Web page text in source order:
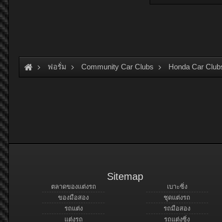
ฟอรั่ม Community Car Clubs Honda Car
Sitemap
ตลาดของแต่งรถ
ของมือสอง
รถแต่ง
แต่งรถ
เบาะซิ่ง
ชุดแต่งรถ
รถมือสอง
รถแต่งซิ่ง